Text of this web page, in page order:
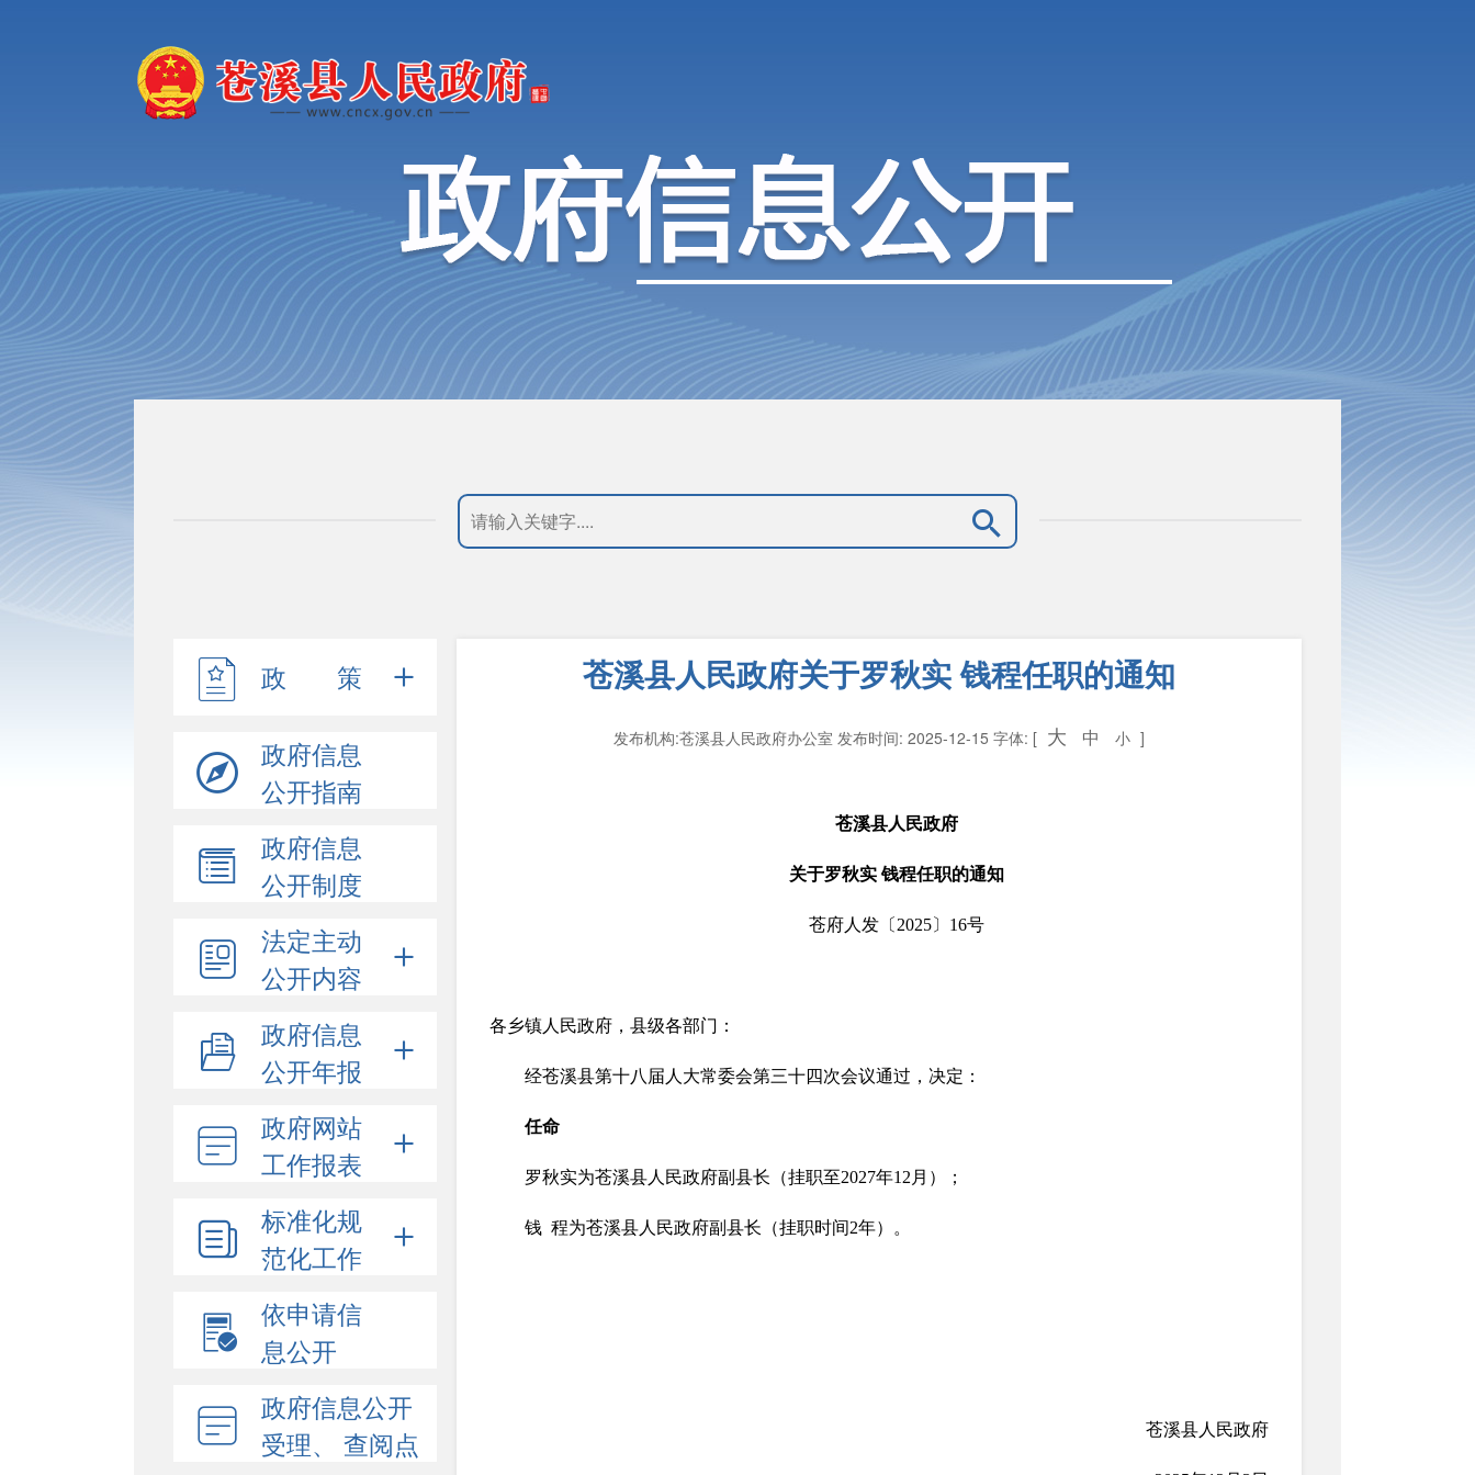
政 策
政府信息
公开指南
政府信息
公开制度
法定主动
公开内容
政府信息
公开年报
政府网站
工作报表
标准化规
范化工作
依申请信
息公开
政府信息公开
受理、 查阅点
苍溪县人民政府关于罗秋实 钱程任职的通知
发布机构:苍溪县人民政府办公室 发布时间: 2025-12-15 字体: [ 大 中 小 ]
苍溪县人民政府
关于罗秋实 钱程任职的通知
苍府人发〔2025〕16号
各乡镇人民政府，县级各部门：
经苍溪县第十八届人大常委会第三十四次会议通过，决定：
任命
罗秋实为苍溪县人民政府副县长（挂职至2027年12月）；
钱 程为苍溪县人民政府副县长（挂职时间2年）。
苍溪县人民政府